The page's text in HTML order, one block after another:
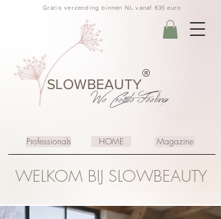
Gratis verzending binnen NL vanaf €35 euro
SLOWBEAUTY
We CreateFeeling
®
Professionals HOME Magazine
WELKOM BIJ SLOWBEAUTY